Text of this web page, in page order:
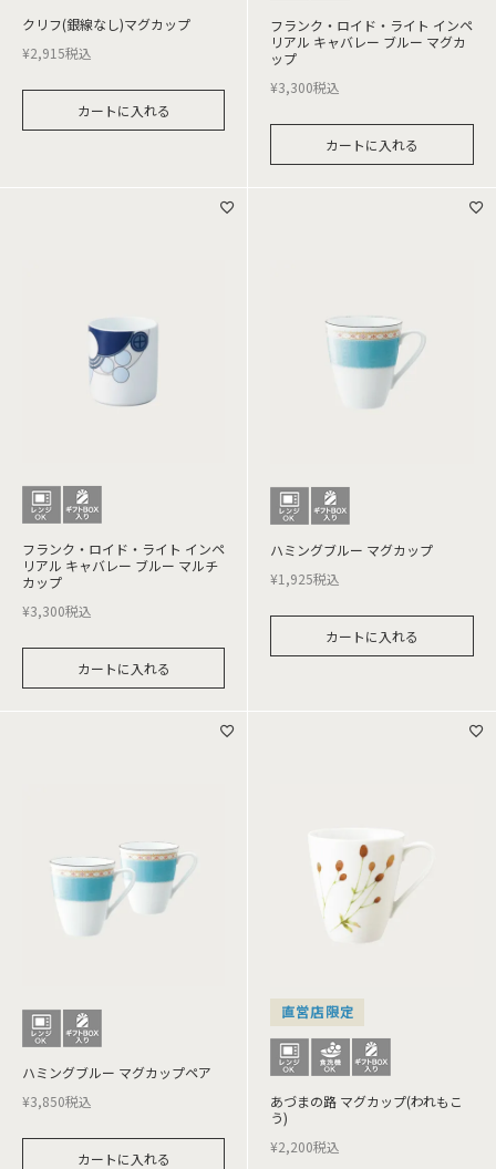
クリフ(銀線なし)マグカップ
¥2,915税込
カートに入れる
フランク・ロイド・ライト インペ
リアル キャバレー ブルー マグカ
ップ
¥3,300税込
カートに入れる
フランク・ロイド・ライト インペ
リアル キャバレー ブルー マルチ
カップ
¥3,300税込
カートに入れる
ハミングブルー マグカップ
¥1,925税込
カートに入れる
ハミングブルー マグカップペア
¥3,850税込
カートに入れる
直営店限定
あづまの路 マグカップ(われもこ
う)
¥2,200税込